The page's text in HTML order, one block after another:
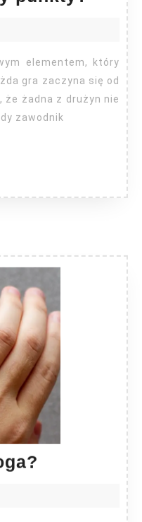
liczy
gra zaczyna się od
że żadna z drużyn nie
zawodnik